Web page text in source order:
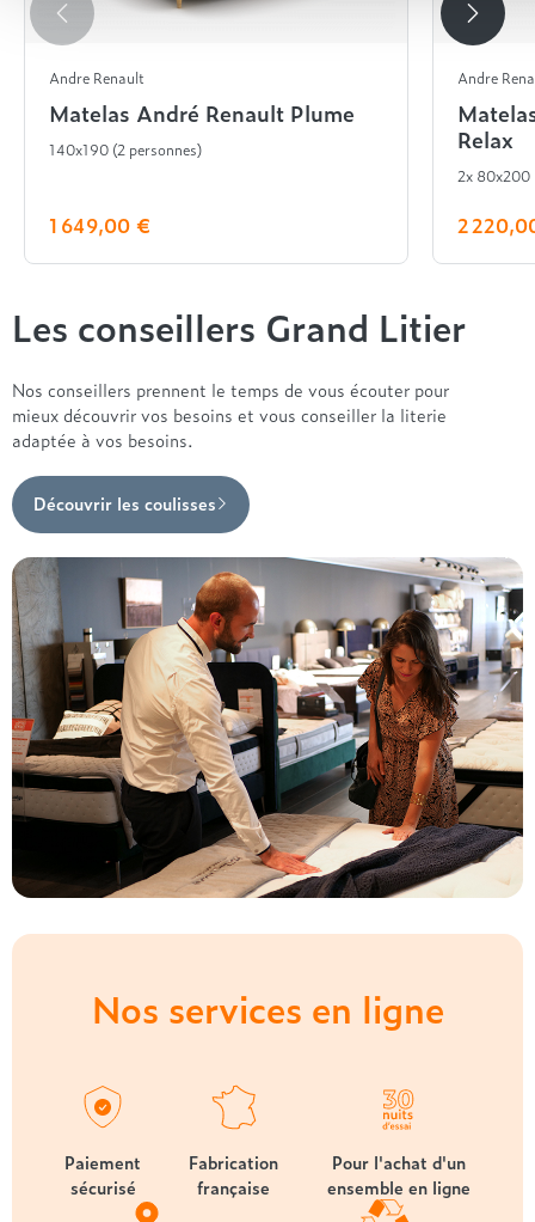
Andre Renault
Matelas André Renault Plume
140x190 (2 personnes)
1 649,00 €
Andre
Relax
2x 80x200
2
Les conseillers Grand Litier
Nos conseillers prennent le temps de vous écouter pour
mieux découvrir vos besoins et vous conseiller la literie
adaptée à vos besoins.
Découvrir les coulisses
Nos services en ligne
Paiement
sécurisé
Fabrication
française
Pour l'achat d'un
ensemble en ligne